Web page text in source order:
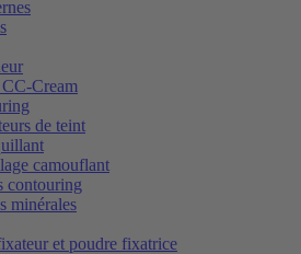
Cream
de teint
camouflant
contouring
minérales
et poudre fixatrice